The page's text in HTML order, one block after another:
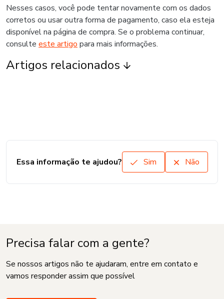
Nesses casos, você pode tentar novamente com os dados
corretos ou usar outra forma de pagamento, caso ela esteja
disponível na página de compra. Se o problema continuar,
consulte este artigo para mais informações.
Artigos relacionados
Essa informação te ajudou? Sim Não
Precisa falar com a gente?
Se nossos artigos não te ajudaram, entre em contato e
vamos responder assim que possível